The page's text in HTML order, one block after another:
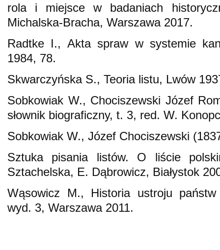
rola i miejsce w badaniach
Michalska-Bracha, Warszawa 2017.
Radtke I., Akta spraw w systemie
1984, 78.
Skwarczyńska S., Teoria listu, Lwów
Sobkowiak W., Chociszewski Józef
słownik biograficzny, t. 3, red. W.
Sobkowiak W., Józef Chociszewski
Sztuka pisania listów. O liście
Sztachelska, E. Dąbrowicz, Białystok
Wąsowicz M., Historia ustroju
wyd. 3, Warszawa 2011.